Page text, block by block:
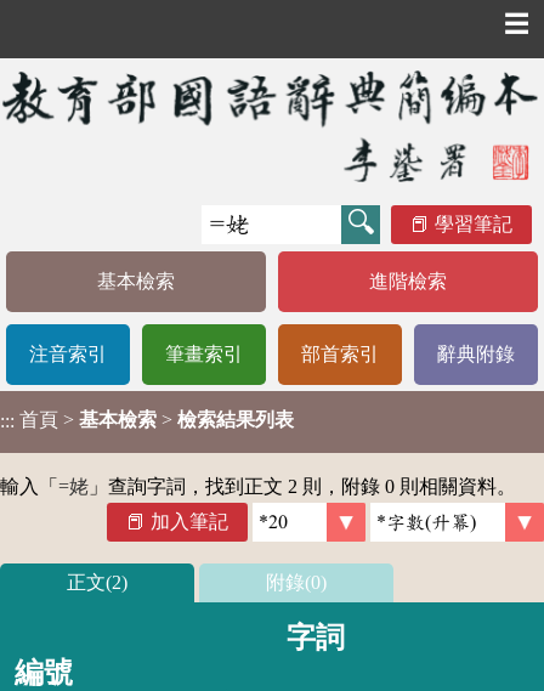
☰
學習筆記
基本檢索 進階檢索
注音索引 筆畫索引 部首索引 辭典附錄
::: 首頁 > 基本檢索 > 檢索結果列表
輸入「 =姥 」查詢字詞，找到正文 2 則，附錄 0 則相關資料。
加入筆記
正文(2) 附錄(0)
編號
字詞